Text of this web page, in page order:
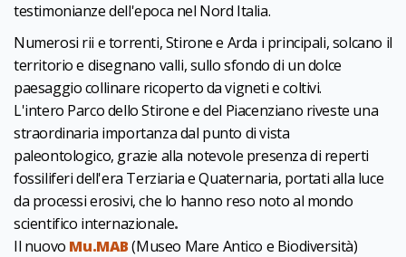
testimonianze dell'epoca nel Nord Italia.
Numerosi rii e torrenti, Stirone e Arda i principali, solcano il
territorio e disegnano valli, sullo sfondo di un dolce
paesaggio collinare ricoperto da vigneti e coltivi.
L'intero Parco dello Stirone e del Piacenziano riveste una
straordinaria importanza dal punto di vista
paleontologico, grazie alla notevole presenza di reperti
fossiliferi dell'era Terziaria e Quaternaria, portati alla luce
da processi erosivi, che lo hanno reso noto al mondo
scientifico internazionale.
Il nuovo Mu.MAB(Museo Mare Antico e Biodiversità)